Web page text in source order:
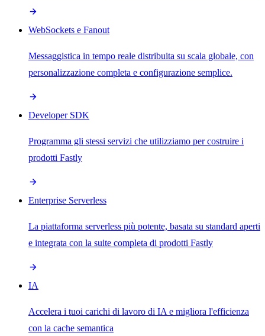
WebSockets e Fanout
Messaggistica in tempo reale distribuita su scala globale, con
personalizzazione completa e configurazione semplice.
Developer SDK
Programma gli stessi servizi che utilizziamo per costruire i
prodotti Fastly
Enterprise Serverless
La piattaforma serverless più potente, basata su standard aperti
e integrata con la suite completa di prodotti Fastly
IA
Accelera i tuoi carichi di lavoro di IA e migliora l'efficienza
con la cache semantica